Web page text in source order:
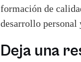
formación de
desarrollo
Deja una